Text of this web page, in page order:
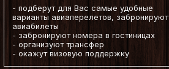
- подберут для Вас самые удобные
варианты авиаперелетов, забронируют
авиабилеты
- забронируют номера в гостиницах
- организуют трансфер
- окажут визовую поддержку